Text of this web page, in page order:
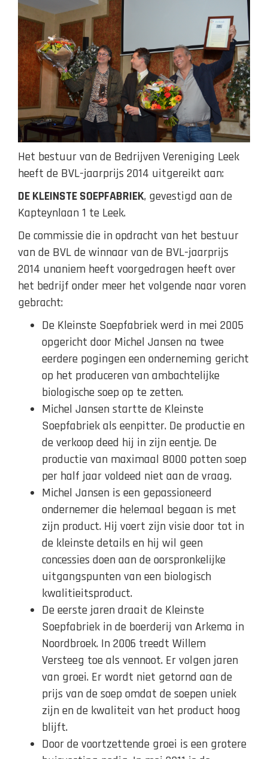
Het bestuur van de Bedrijven Vereniging Leek
heeft de BVL-jaarprijs 2014 uitgereikt aan:
DE KLEINSTE SOEPFABRIEK, gevestigd aan de
Kapteynlaan 1 te Leek.
De commissie die in opdracht van het bestuur
van de BVL de winnaar van de BVL-jaarprijs
2014 unaniem heeft voorgedragen heeft over
het bedrijf onder meer het volgende naar voren
gebracht:
De Kleinste Soepfabriek werd in mei 2005
opgericht door Michel Jansen na twee
eerdere pogingen een onderneming gericht
op het produceren van ambachtelijke
biologische soep op te zetten.
Michel Jansen startte de Kleinste
Soepfabriek als eenpitter. De productie en
de verkoop deed hij in zijn eentje. De
productie van maximaal 8000 potten soep
per half jaar voldeed niet aan de vraag.
Michel Jansen is een gepassioneerd
ondernemer die helemaal begaan is met
zijn product. Hij voert zijn visie door tot in
de kleinste details en hij wil geen
concessies doen aan de oorspronkelijke
uitgangspunten van een biologisch
kwalitieitsproduct.
De eerste jaren draait de Kleinste
Soepfabriek in de boerderij van Arkema in
Noordbroek. In 2006 treedt Willem
Versteeg toe als vennoot. Er volgen jaren
van groei. Er wordt niet getornd aan de
prijs van de soep omdat de soepen uniek
zijn en de kwaliteit van het product hoog
blijft.
Door de voortzettende groei is een grotere